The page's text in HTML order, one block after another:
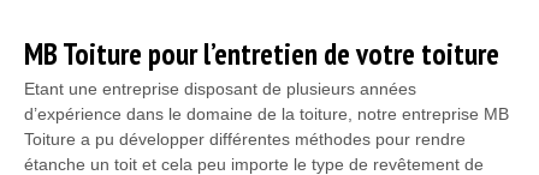
MB Toiture pour l’entretien de votre toiture
Etant une entreprise disposant de plusieurs années
d’expérience dans le domaine de la toiture, notre entreprise MB
Toiture a pu développer différentes méthodes pour rendre
étanche un toit et cela peu importe le type de revêtement de